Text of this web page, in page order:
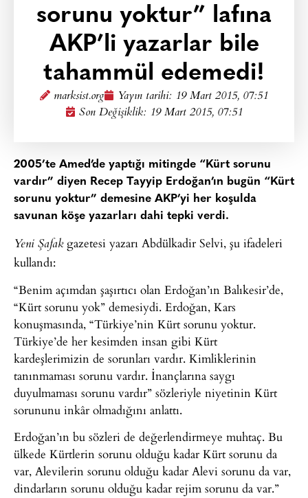
sorunu yoktur” lafına
AKP’li yazarlar bile
tahammül edemedi!
marksist.org Yayın tarihi: 19 Mart 2015, 07:51
Son Değişiklik: 19 Mart 2015, 07:51
2005’te Amed’de yaptığı mitingde “Kürt sorunu
vardır” diyen Recep Tayyip Erdoğan’ın bugün “Kürt
sorunu yoktur” demesine AKP’yi her koşulda
savunan köşe yazarları dahi tepki verdi.
Yeni Şafakgazetesi yazarı Abdülkadir Selvi, şu ifadeleri
kullandı:
“Benim açımdan şaşırtıcı olan Erdoğan’ın Balıkesir’de,
“Kürt sorunu yok” demesiydi. Erdoğan, Kars
konuşmasında, “Türkiye’nin Kürt sorunu yoktur.
Türkiye’de her kesimden insan gibi Kürt
kardeşlerimizin de sorunları vardır. Kimliklerinin
tanınmaması sorunu vardır. İnançlarına saygı
duyulmaması sorunu vardır” sözleriyle niyetinin Kürt
sorununu inkâr olmadığını anlattı.
Erdoğan’ın bu sözleri de değerlendirmeye muhtaç. Bu
ülkede Kürtlerin sorunu olduğu kadar Kürt sorunu da
var, Alevilerin sorunu olduğu kadar Alevi sorunu da var,
dindarların sorunu olduğu kadar rejim sorunu da var.”